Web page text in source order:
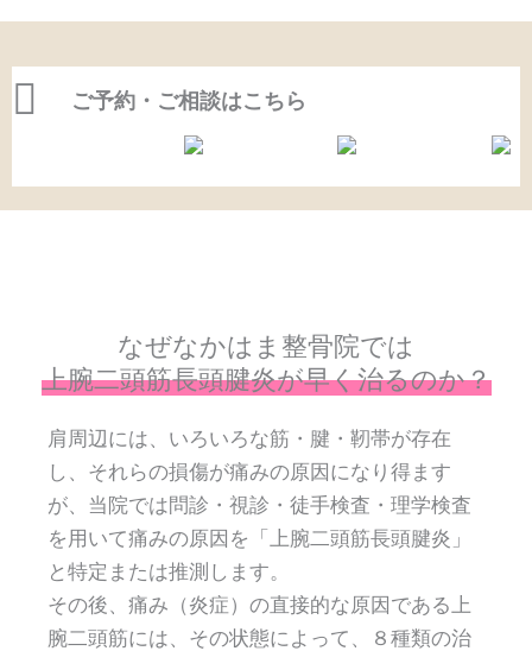
ご予約・ご相談はこちら
なぜなかはま整骨院では
上腕二頭筋長頭腱炎が早く治るのか？
肩周辺には、いろいろな筋・腱・靭帯が存在
し、それらの損傷が痛みの原因になり得ます
が、当院では問診・視診・徒手検査・理学検査
を用いて痛みの原因を「上腕二頭筋長頭腱炎」
と特定または推測します。
その後、痛み（炎症）の直接的な原因である上
腕二頭筋には、その状態によって、８種類の治